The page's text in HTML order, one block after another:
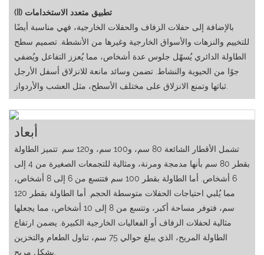
(II) تطبيق متعدد الاستخدامات
بالإضافة إلى حفلات الزفاف والحفلات الخارجية، فهي مناسبة أيضًا
للتخييم والنزهات والأسواق الخارجية وغيرها من الأنشطة. تصميم سطح
الطاولة الدائري يُسهّل جلوس عدة أشخاص، مما يُعزز التفاعل ويُضفي
جوًا من الحيوية والنشاط. تضمن وسائد مانعة للانزلاق أسفل الأرجل
ثباتها وتمنع الانزلاق على مختلف الأسطح، مثل العشب والأردواز.
أبعاد
تشمل الأقطار الشائعة 80 سم، و100 سم، و120 سم. تتميز الطاولة
بقطر 80 سم بأنها مدمجة ومرنة، ومثالية للتجمعات الصغيرة من 4 إلى
6 أشخاص. أما الطاولة بقطر 100 سم فتتسع من 6 إلى 8 أشخاص،
مما يُلبي احتياجات الحفلات متوسطة الحجم. أما الطاولة بقطر 120
سم، فتوفر مساحة أكبر، وتتسع من 8 إلى 10 أشخاص، مما يجعلها
مثالية لحفلات الزفاف أو الفعاليات الخارجية الكبيرة. يضمن ارتفاع
الطاولة المريح، الذي يبلغ حوالي 75 سم، تناول الطعام والتخزين